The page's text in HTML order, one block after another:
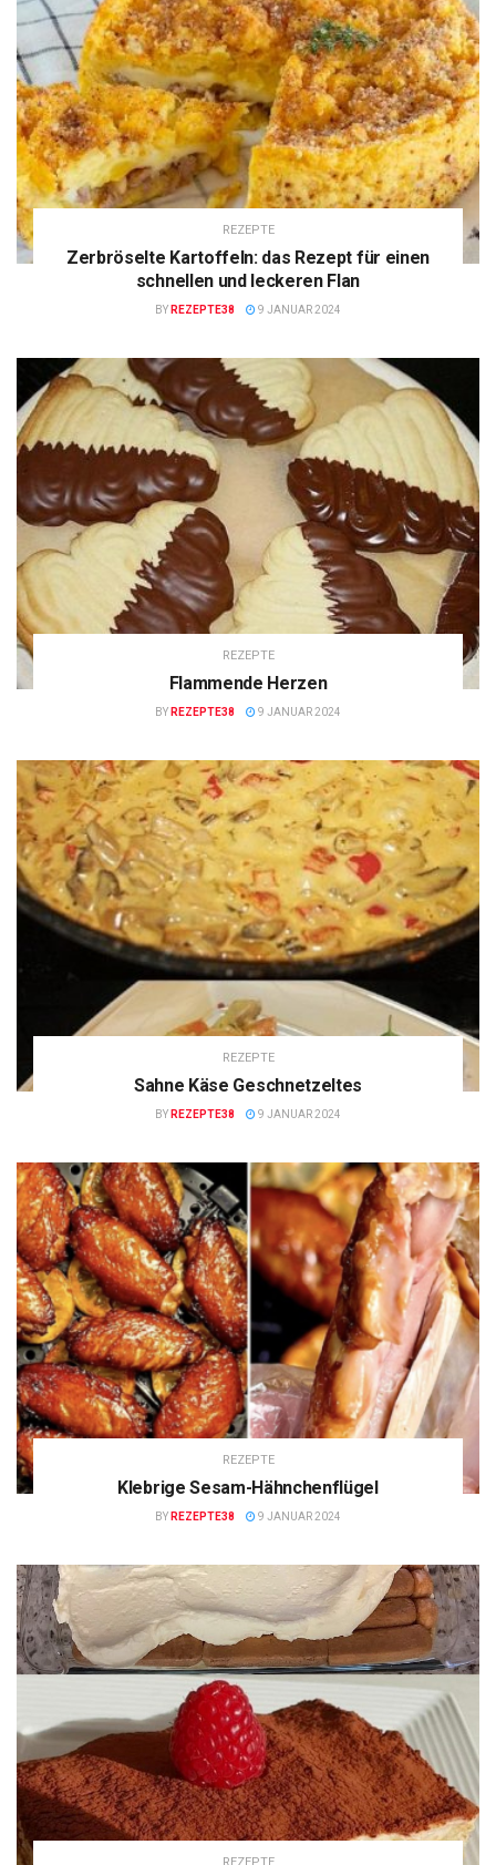
REZEPTE
Zerbröselte Kartoffeln: das Rezept für einen
schnellen und leckeren Flan
BY REZEPTE38 9 JANUAR 2024
REZEPTE
Flammende Herzen
BY REZEPTE38 9 JANUAR 2024
REZEPTE
Sahne Käse Geschnetzeltes
BY REZEPTE38 9 JANUAR 2024
REZEPTE
Klebrige Sesam-Hähnchenflügel
BY REZEPTE38 9 JANUAR 2024
REZEPTE